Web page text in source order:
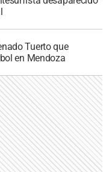
Tuerto que
en Mendoza